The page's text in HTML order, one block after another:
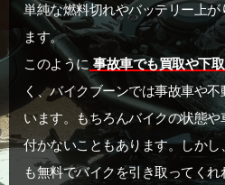
単純な燃料切れやバッテリー上が
ます。
このように 事故車でも買取や下
く、バイクブーンでは事故車や
います。もちろんバイクの状態
付かないこともあります。しか
も無料でバイクを引き取ってく